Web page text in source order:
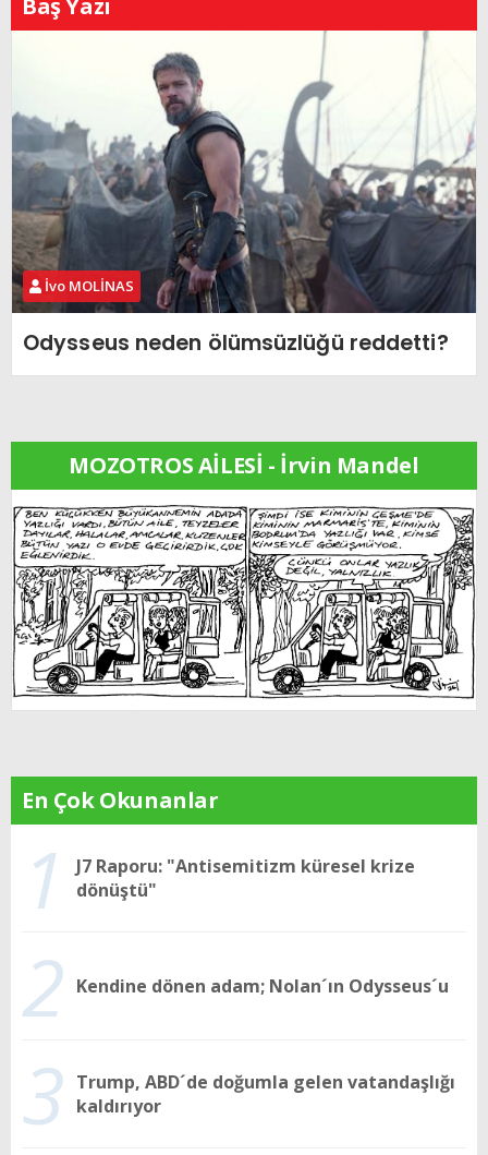
Baş Yazı
İvo MOLİNAS
Odysseus neden ölümsüzlüğü reddetti?
MOZOTROS AİLESİ - İrvin Mandel
En Çok Okunanlar
1
J7 Raporu: "Antisemitizm küresel krize
dönüştü"
2 Kendine dönen adam; Nolan´ın Odysseus´u
3 Trump, ABD´de doğumla gelen vatandaşlığı
kaldırıyor